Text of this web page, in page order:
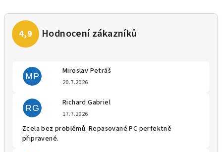
MP
Miroslav Petráš
20.7.2026
RG
Richard Gabriel
17.7.2026
Zcela bez problémů. Repasované PC perfektně
připravené.